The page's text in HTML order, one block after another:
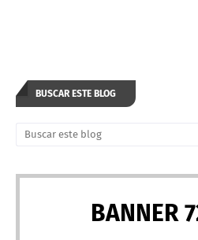
BUSCAR ESTE BLOG
BANNER